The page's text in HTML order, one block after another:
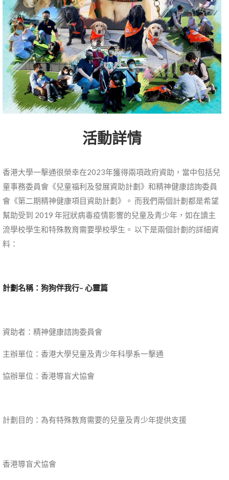
活動詳情
香港大學一擊通很榮幸在2023年獲得兩項政府資助，當中包括兒
童事務委員會《兒童福利及發展資助計劃》和精神健康諮詢委員
會《第二期精神健康項目資助計劃》。 而我們兩個計劃都是希望
幫助受到 2019 年冠狀病毒疫情影響的兒童及青少年，如在讀主
流學校學生和特殊教育需要學校學生。 以下是兩個計劃的詳細資
料：
計劃名稱： 狗狗伴我行– 心靈篇
資助者：精神健康諮詢委員會
主辦單位：香港大學兒童及青少年科學系一擊通
協辦單位：香港導盲犬協會
計劃目的：為有特殊教育需要的兒童及青少年提供支援
香港導盲犬協會